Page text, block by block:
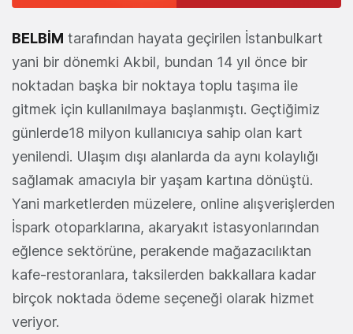
BELBİM tarafından hayata geçirilen İstanbulkart
yani bir dönemki Akbil, bundan 14 yıl önce bir
noktadan başka bir noktaya toplu taşıma ile
gitmek için kullanılmaya başlanmıştı. Geçtiğimiz
günlerde18 milyon kullanıcıya sahip olan kart
yenilendi. Ulaşım dışı alanlarda da aynı kolaylığı
sağlamak amacıyla bir yaşam kartına dönüştü.
Yani marketlerden müzelere, online alışverişlerden
İspark otoparklarına, akaryakıt istasyonlarından
eğlence sektörüne, perakende mağazacılıktan
kafe-restoranlara, taksilerden bakkallara kadar
birçok noktada ödeme seçeneği olarak hizmet
veriyor.